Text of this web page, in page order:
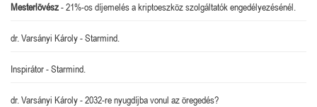
Mesterlövész-21%-os díjemelés a kriptoeszköz szolgáltatók engedélyezésénél.
dr. Varsányi Károly-Starmind.
Inspirátor-Starmind.
dr. Varsányi Károly-2032-re nyugdíjba vonul az öregedés?